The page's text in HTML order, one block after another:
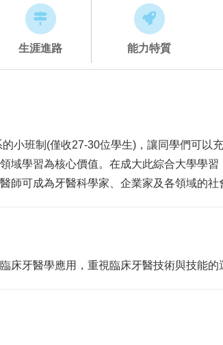
生涯進路 能力特質
小班制(僅收27-30位學生)，讓同學們可以
域學習為核心價值。在成大此綜合大學學
可成為牙醫科學家、企業家及各領域的社
牙醫學應用，重視臨床牙醫技術與技能的